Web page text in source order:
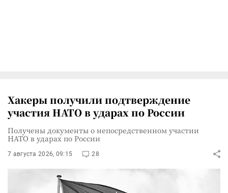
Хакеры получили подтверждение
участия НАТО в ударах по России
Получены документы о непосредственном участии
НАТО в ударах по России
7 августа 2026, 09:15 28